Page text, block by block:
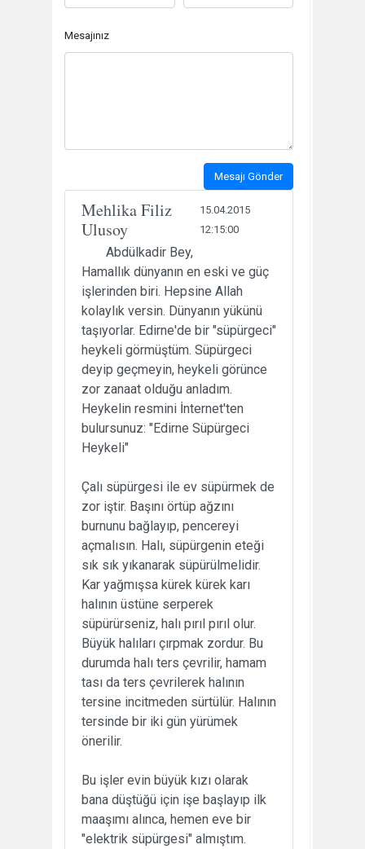
Mesajınız
Mesajı Gönder
Mehlika Filiz
Ulusoy
15.04.2015
12:15:00
Abdülkadir Bey,
Hamallık dünyanın en eski ve güç
işlerinden biri. Hepsine Allah
kolaylık versin. Dünyanın yükünü
taşıyorlar. Edirne'de bir "süpürgeci"
heykeli görmüştüm. Süpürgeci
deyip geçmeyin, heykeli görünce
zor zanaat olduğu anladım.
Heykelin resmini İnternet'ten
bulursunuz: "Edirne Süpürgeci
Heykeli"
Çalı süpürgesi ile ev süpürmek de
zor iştir. Başını örtüp ağzını
burnunu bağlayıp, pencereyi
açmalısın. Halı, süpürgenin eteği
sık sık yıkanarak süpürülmelidir.
Kar yağmışsa kürek kürek karı
halının üstüne serperek
süpürürseniz, halı pırıl pırıl olur.
Büyük halıları çırpmak zordur. Bu
durumda halı ters çevrilir, hamam
tası da ters çevrilerek halının
tersine incitmeden sürtülür. Halının
tersinde bir iki gün yürümek
önerilir.
Bu işler evin büyük kızı olarak
bana düştüğü için işe başlayıp ilk
maaşımı alınca, hemen eve bir
"elektrik süpürgesi" almıştım.